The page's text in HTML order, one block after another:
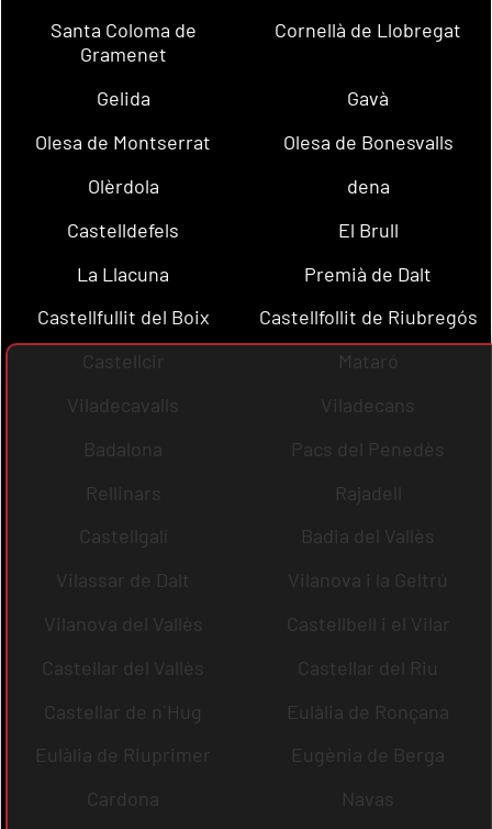
Santa Coloma de
Gramenet
Cornellà de Llobregat
Gelida
Gavà
Olesa de Montserrat
Olesa de Bonesvalls
Olèrdola
dena
Castelldefels
El Brull
La Llacuna
Premià de Dalt
Castellfullit del Boix
Castellfollit de Riubregós
Castellcir
Mataró
Viladecavalls
Viladecans
Badalona
Pacs del Penedès
Rellinars
Rajadell
Castellgalí
Badia del Vallès
Vilassar de Dalt
Vilanova i la Geltrú
Vilanova del Vallès
Castellbell i el Vilar
Castellar del Vallès
Castellar del Riu
Castellar de n´Hug
Eulàlia de Ronçana
Eulàlia de Riuprimer
Eugènia de Berga
Cardona
Navas